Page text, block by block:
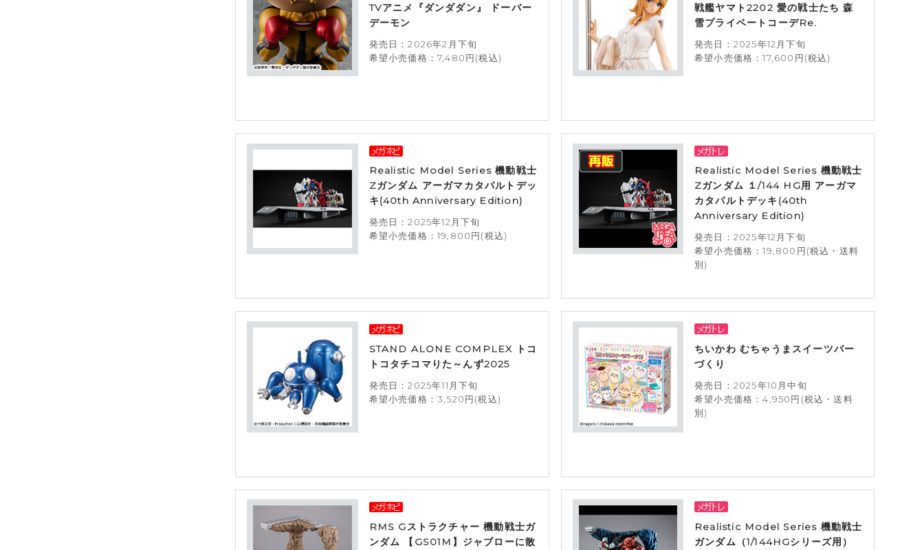
TVアニメ『ダンダダン』 ドーバー
デーモン
発売日：2026年2月下旬
希望小売価格：7,480円(税込)
戦艦ヤマト2202 愛の戦士たち 森
雪プライベートコーデRe.
発売日：2025年12月下旬
希望小売価格：17,600円(税込)
Realistic Model Series 機動戦士
Zガンダム アーガマカタパルトデッ
キ(40th Anniversary Edition)
発売日：2025年12月下旬
希望小売価格：19,800円(税込)
Realistic Model Series 機動戦士
Zガンダム １/144 HG用 アーガマ
カタパルトデッキ(40th
Anniversary Edition)
発売日：2025年12月下旬
希望小売価格：19,800円(税込・送料
別)
STAND ALONE COMPLEX トコ
トコタチコマりた～んず2025
発売日：2025年11月下旬
希望小売価格：3,520円(税込)
ちいかわ むちゃうまスイーツバー
づくり
発売日：2025年10月中旬
希望小売価格：4,950円(税込・送料
別)
RMS Gストラクチャー 機動戦士ガ
ンダム 【GS01M】ジャブローに散
Realistic Model Series 機動戦士
ガンダム（1/144HGシリーズ用）